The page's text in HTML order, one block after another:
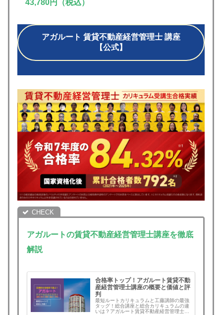
43,780円 （税込）
アガルート 賃貸不動産経営管理士 講座
【公式】
アガルートの賃貸不動産経営管理士講座を徹底
解説
合格率トップ！アガルート賃貸不動
産経営管理士講座の概要と価値と評
判
最短ルートカリキュラムと工藤講師の最強
タッグ！総合講座と総合カリキュラムの違
いは？アガルート賃貸不動産経営管理士講